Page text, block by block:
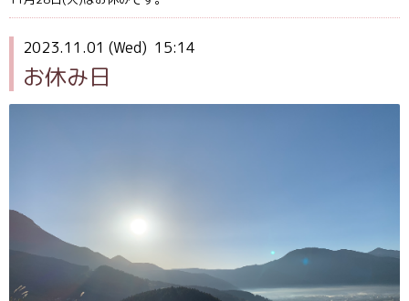
2023.11.01 (Wed) 15:14
お休み日